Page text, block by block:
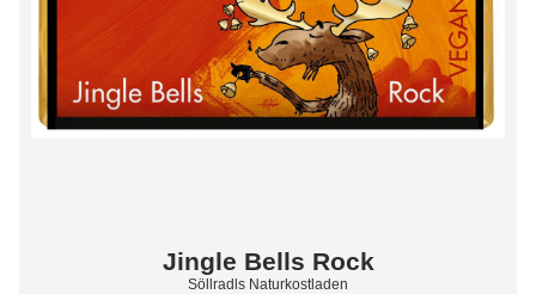
Jingle Bells Rock
Söllradls Naturkostladen